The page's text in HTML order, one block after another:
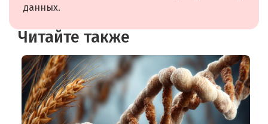
данных.
Читайте также